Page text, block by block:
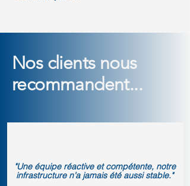
Nos clients nous
recommandent...
"Une équipe réactive et compétente, notre
infrastructure n’a jamais été aussi stable."